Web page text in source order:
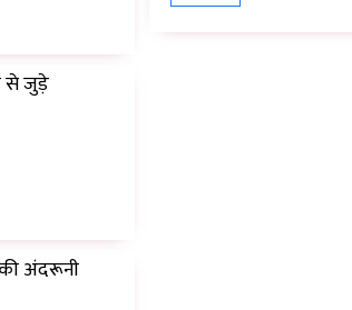
से जुड़े
की अंदरूनी